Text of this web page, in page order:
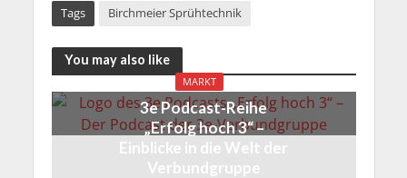
Tags Birchmeier Sprühtechnik
You may also like
MARKT
3e Podcast-Reihe
„Erfolg hoch 3“ –
Einblicke in die Welt der
Verbundgruppe